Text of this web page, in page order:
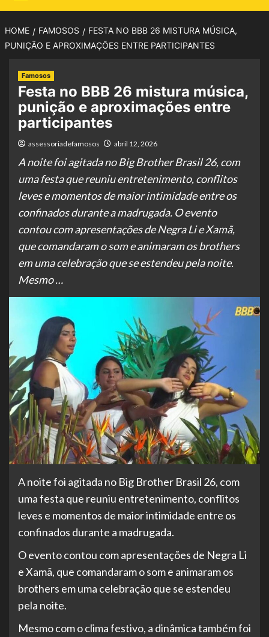
HOME FAMOSOS
FESTA NO BBB 26 MISTURA MÚSICA,
PUNIÇÃO E APROXIMAÇÕES ENTRE PARTICIPANTES
Famosos
Festa no BBB 26 mistura música,
punição e aproximações entre
participantes
assessoriadefamosos abril 12, 2026
A noite foi agitada no Big Brother Brasil 26, com
uma festa que reuniu entretenimento, conflitos
leves e momentos de maior intimidade entre os
confinados durante a madrugada. O evento
contou com apresentações de Negra Li e Xamã,
que comandaram o som e animaram os brothers
em uma celebração que se estendeu pela noite.
Mesmo …
A noite foi agitada no Big Brother Brasil 26, com
uma festa que reuniu entretenimento, conflitos
leves e momentos de maior intimidade entre os
confinados durante a madrugada.
O evento contou com apresentações de Negra Li
e Xamã, que comandaram o som e animaram os
brothers em uma celebração que se estendeu
pela noite.
Mesmo com o clima festivo, a dinâmica também foi